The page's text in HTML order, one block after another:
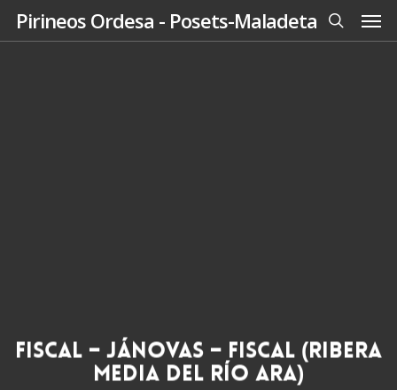
SkipPirineos Ordesa - Posets-Maladeta
search
Fiscal – Jánovas – Fiscal (Ribera
media del Río Ara)